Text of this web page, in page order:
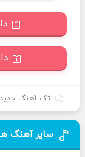
تک آهنگ جدید
سایر آهنگ